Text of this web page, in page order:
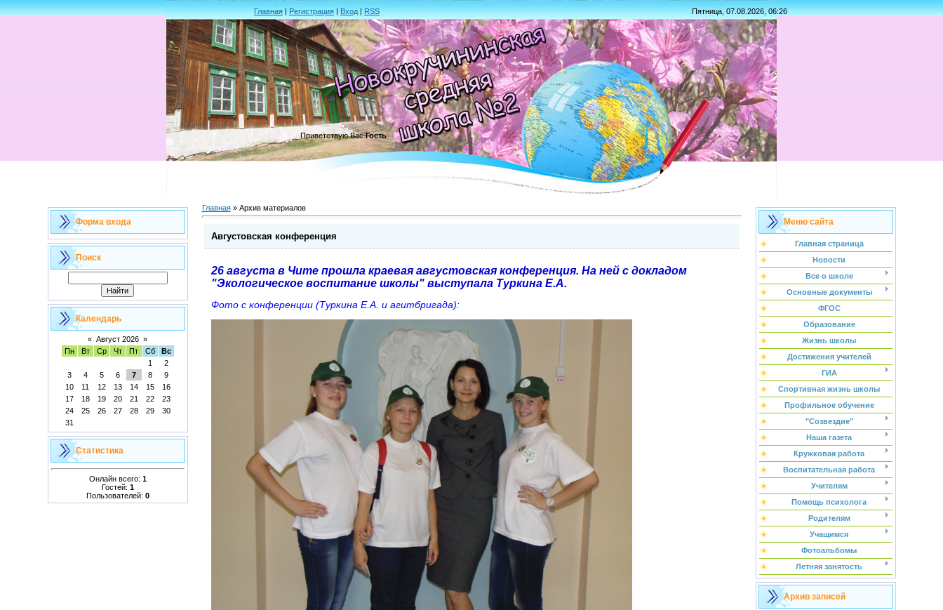
Главная|Регистрация|Вход|RSS Пятница, 07.08.2026, 06:26
Приветствую Вас Гость
Форма входа
Поиск
Календарь
« Август 2026 »
Пн
Вт Ср Чт Пт Сб
Вс
1
2
3
4 5 6 7 8
9
10
11 12 13 14 15
16
17
18 19 20 21 22
23
24
25 26 27 28 29
30
31
Статистика
Онлайн всего: 1
Гостей: 1
Пользователей: 0
Главная» Архив материалов
Августовская конференция
26 августа в Чите прошла краевая августовская конференция. На ней с докладом
"Экологическое воспитание школы" выступала Туркина Е.А.
Фото с конференции (Туркина Е.А. и агитбригада):
Меню сайта
Главная страница
Новости
Все о школе
Основные документы
ФГОС
Образование
Жизнь школы
Достижения учителей
ГИА
Спортивная жизнь школы
Профильное обучение
"Созвездие"
Наша газета
Кружковая работа
Воспитательная работа
Учителям
Помощь психолога
Родителям
Учащимся
Фотоальбомы
Летняя занятость
Архив записей